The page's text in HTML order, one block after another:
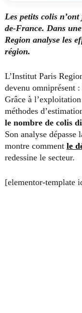
Les petits colis
de-France. Dans
Region analyse les
région.
L’Institut Paris
devenu omniprésent
Grâce à
méthodes
le nombre de colis
Son analyse dépasse
montre comment le
redessine le secteur.
[elementor-template